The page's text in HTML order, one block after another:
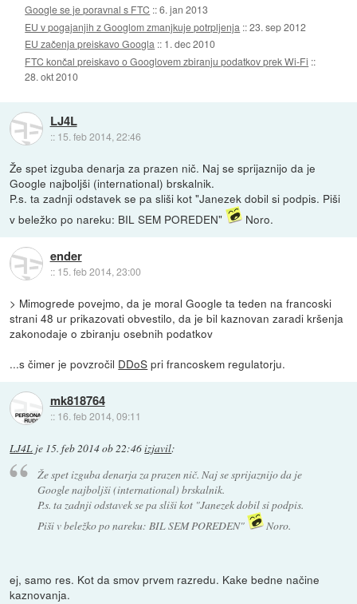
Google se je poravnal s FTC ::6. jan 2013
EU v pogajanjih z Googlom zmanjkuje potrpljenja ::23. sep 2012
EU začenja preiskavo Googla :: 1. dec 2010
FTC končal preiskavo o Googlovem zbiranju podatkov prek Wi-Fi ::
28. okt 2010
LJ4L
:: 15. feb 2014, 22:46
Že spet izguba denarja za prazen nič. Naj se sprijaznijo da je
Google najboljši (international) brskalnik.
P.s. ta zadnji odstavek se pa sliši kot "Janezek dobil si podpis. Piši
v beležko po nareku: BIL SEM POREDEN"
Noro.
ender
:: 15. feb 2014, 23:00
> Mimogrede povejmo, da je moral Google ta teden na francoski
strani 48 ur prikazovati obvestilo, da je bil kaznovan zaradi kršenja
zakonodaje o zbiranju osebnih podatkov
...s čimer je povzročil DDoS pri francoskem regulatorju.
mk818764
:: 16. feb 2014, 09:11
LJ4L je 15. feb 2014 ob 22:46izjavil:
Že spet izguba denarja za prazen nič. Naj se sprijaznijo da je
Google najboljši (international) brskalnik.
P.s. ta zadnji odstavek se pa sliši kot "Janezek dobil si podpis.
Piši v beležko po nareku: BIL SEM POREDEN"
Noro.
ej, samo res. Kot da smov prvem razredu. Kake bedne načine
kaznovanja.